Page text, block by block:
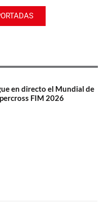
en directo el Mundial de
FIM 2026